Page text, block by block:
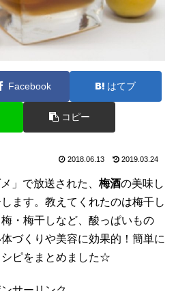
Facebook はてブ
コピー
2018.06.13 2019.03.24
」で放送された、 梅酒の美味し
ます。教えてくれたのは梅干し
・梅干しなど、酸っぱいもの
づくりや美容に効果的！簡単に
ピをまとめました☆